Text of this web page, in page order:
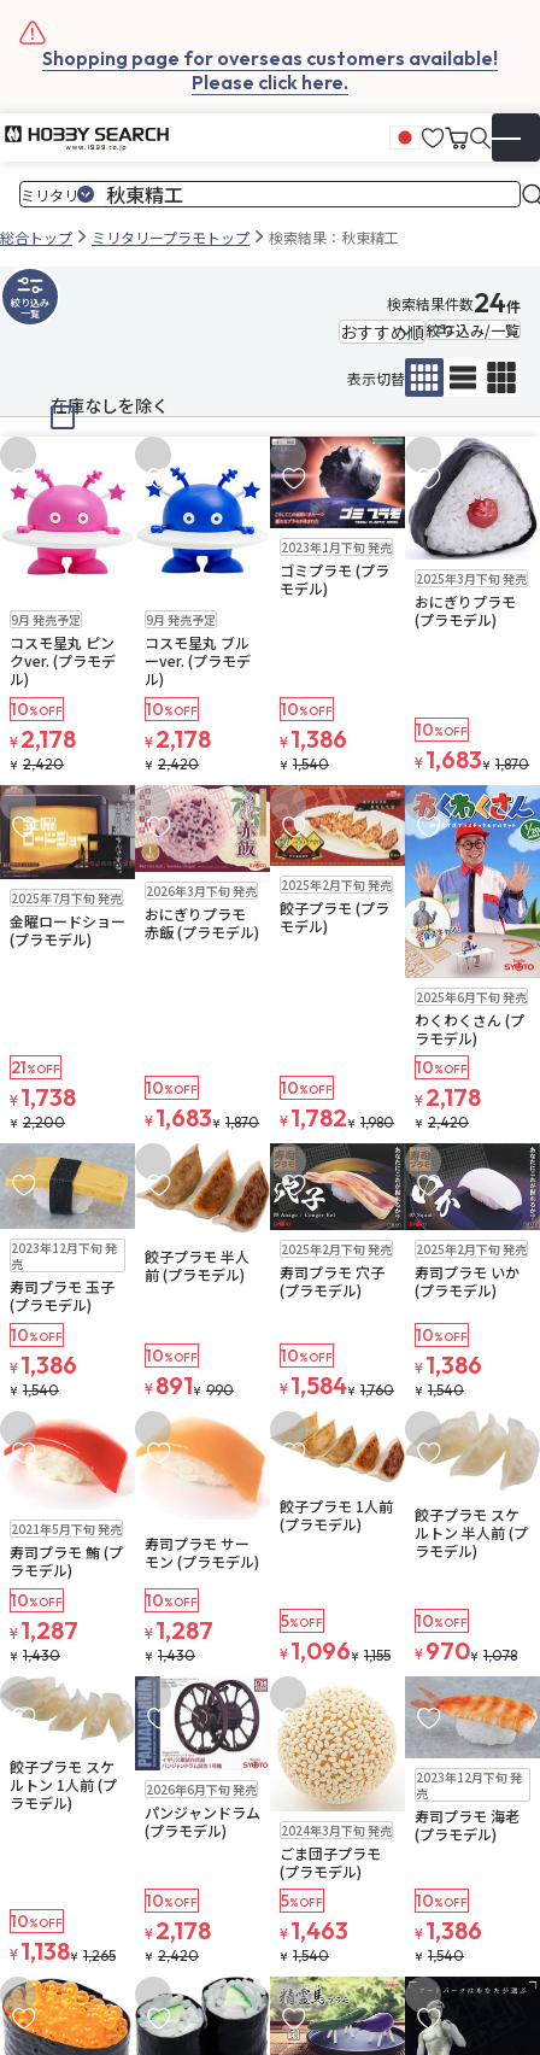
Shopping page for overseas customers available!
Please click here.
日本語
▼ お気に入り
カート
総合トップ ミリタリープラモトップ 検索結果：秋東精工
絞り込み
一覧
在庫なしを除く
検索結果件数24件
絞り込み/一覧
表示切替
お気に入りに追加
予約品
9月 発売予定
コスモ星丸 ピン
クver. (プラモデ
ル)
10%OFF
¥ 2,178
¥ 2,420
お気に入りに追加
予約品
9月 発売予定
コスモ星丸 ブル
ーver. (プラモデ
ル)
10%OFF
¥ 2,178
¥ 2,420
お気に入りに追加
販売中
2023年1月下旬 発売
ゴミプラモ (プラ
モデル)
10%OFF
¥ 1,386
¥ 1,540
お気に入りに
販売中
2025年3月下旬 発売
おにぎりプラモ
(プラモデル)
10%OFF
¥ 1,683¥ 1,870
お気に入りに追加
販売中
2025年7月下旬 発売
金曜ロードショー
(プラモデル)
21%OFF
¥ 1,738
¥ 2,200
お気に入りに追加
販売中
2026年3月下旬 発売
おにぎりプラモ
赤飯 (プラモデル)
10%OFF
¥ 1,683¥ 1,870
お気に入りに追加
販売中
2025年2月下旬 発売
餃子プラモ (プラ
モデル)
10%OFF
¥ 1,782¥ 1,980
お気に入りに
販売中
2025年6月下旬 発売
わくわくさん (プ
ラモデル)
10%OFF
¥ 2,178
¥ 2,420
お気に入りに追加
販売中
2023年12月下旬 発
売
寿司プラモ 玉子
(プラモデル)
10%OFF
¥ 1,386
¥ 1,540
お気に入りに追加
餃子プラモ 半人
前 (プラモデル)
10%OFF
¥ 891¥ 990
お気に入りに追加
販売中
2025年2月下旬 発売
寿司プラモ 穴子
(プラモデル)
10%OFF
¥ 1,584¥ 1,760
お気に入りに
販売中
2025年2月下旬 発売
寿司プラモ いか
(プラモデル)
10%OFF
¥ 1,386
¥ 1,540
お気に入りに追加
販売中
2021年5月下旬 発売
寿司プラモ 鮪 (プ
ラモデル)
10%OFF
¥ 1,287
¥ 1,430
お気に入りに追加
寿司プラモ サー
モン (プラモデル)
10%OFF
¥ 1,287
¥ 1,430
お気に入りに追加
餃子プラモ 1人前
(プラモデル)
5%OFF
¥ 1,096¥ 1,155
お気に入りに
餃子プラモ スケ
ルトン 半人前 (プ
ラモデル)
10%OFF
¥ 970¥ 1,078
お気に入りに追加
餃子プラモ スケ
ルトン 1人前 (プ
ラモデル)
10%OFF
¥ 1,138¥ 1,265
お気に入りに追加
販売中
2026年6月下旬 発売
パンジャンドラム
(プラモデル)
10%OFF
¥ 2,178
¥ 2,420
お気に入りに追加
在庫なし
注文再開メール
2024年3月下旬 発売
ごま団子プラモ
(プラモデル)
5%OFF
¥ 1,463
¥ 1,540
お気に入りに
在庫なし
注文再開メール
2023年12月下旬 発
売
寿司プラモ 海老
(プラモデル)
10%OFF
¥ 1,386
¥ 1,540
お気に入りに追加お気に入りに追加お気に入りに追加お気に入りに